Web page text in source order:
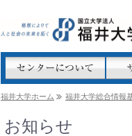
福井大学ホーム 福井大学総合情報
お知らせ